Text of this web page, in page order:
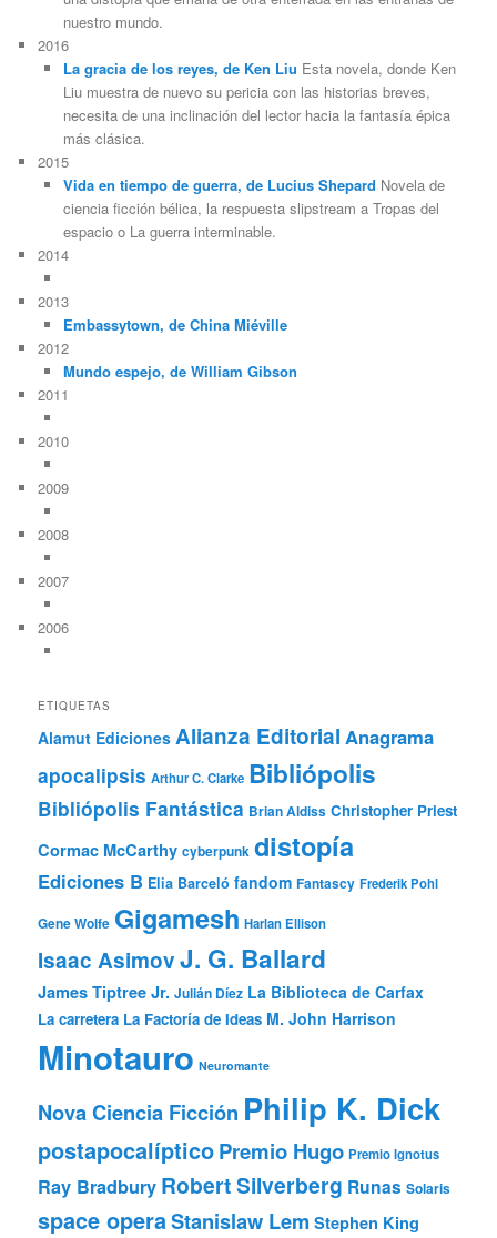
nuestro mundo.
2016
La gracia de los reyes, de Ken Liu Esta novela, donde Ken
Liu muestra de nuevo su pericia con las historias breves,
necesita de una inclinación del lector hacia la fantasía épica
más clásica.
2015
Vida en tiempo de guerra, de Lucius Shepard Novela de
ciencia ficción bélica, la respuesta slipstream a Tropas del
espacio o La guerra interminable.
2014
2013
Embassytown, de China Miéville
2012
Mundo espejo, de William Gibson
2011
2010
2009
2008
2007
2006
ETIQUETAS
Alamut Ediciones Alianza Editorial Anagrama
apocalipsis Arthur C. Clarke Bibliópolis
Bibliópolis Fantástica Brian Aldiss Christopher Priest
Cormac McCarthy cyberpunk distopía
Ediciones B Elia Barceló fandom Fantascy Frederik Pohl
Gene Wolfe Gigamesh Harlan Ellison
Isaac AsimovJ. G. Ballard
James Tiptree Jr. Julián Díez La Biblioteca de Carfax
La carretera La Factoría de Ideas M. John Harrison
Minotauro Neuromante
Nova Ciencia Ficción Philip K. Dick
postapocalípticoPremio Hugo Premio Ignotus
Ray Bradbury Robert Silverberg Runas Solaris
space operaStanislaw Lem Stephen King